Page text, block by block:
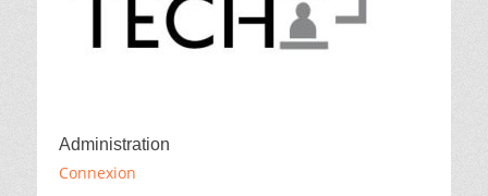
Administration
Connexion